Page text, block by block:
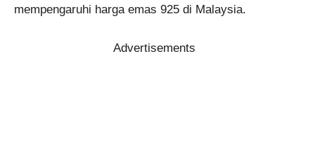
mempengaruhi harga emas 925 di Malaysia.
Advertisements